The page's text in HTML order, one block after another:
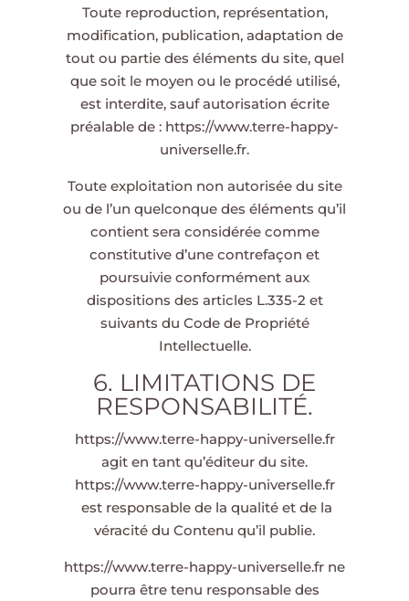
Toute reproduction, représentation,
modification, publication, adaptation de
tout ou partie des éléments du site, quel
que soit le moyen ou le procédé utilisé,
est interdite, sauf autorisation écrite
préalable de : https://www.terre-happy-
universelle.fr.
Toute exploitation non autorisée du site
ou de l’un quelconque des éléments qu’il
contient sera considérée comme
constitutive d’une contrefaçon et
poursuivie conformément aux
dispositions des articles L.335-2 et
suivants du Code de Propriété
Intellectuelle.
6. LIMITATIONS DE
RESPONSABILITÉ.
https://www.terre-happy-universelle.fr
agit en tant qu’éditeur du site.
https://www.terre-happy-universelle.fr
est responsable de la qualité et de la
véracité du Contenu qu’il publie.
https://www.terre-happy-universelle.fr ne
pourra être tenu responsable des